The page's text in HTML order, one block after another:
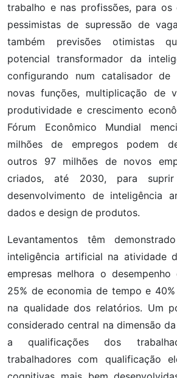
trabalho e nas profissões, para os
pessimistas de supressão de
também previsões otimistas
potencial transformador da
configurando num catalisador de
novas funções, multiplicação de
produtividade e crescimento
Fórum Econômico Mundial
milhões de empregos podem
outros 97 milhões de novos
criados, até 2030, para
desenvolvimento de inteligência
dados e design de produtos.
Levantamentos têm
inteligência artificial na atividade
empresas melhora o
25% de economia de tempo e
na qualidade dos relatórios. Um
considerado central na dimensão
a qualificações dos
trabalhadores com qualificação